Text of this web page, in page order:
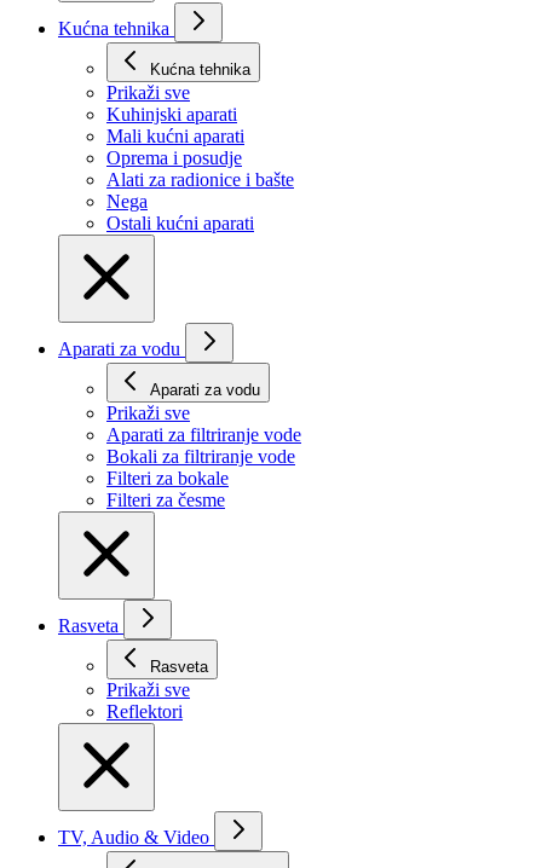
Kućna tehnika
Kućna tehnika
Prikaži svе
Kuhinjski aparati
Mali kućni aparati
Oprema i posudje
Alati za radionice i bašte
Nega
Ostali kućni aparati
Aparati za vodu
Aparati za vodu
Prikaži svе
Aparati za filtriranje vode
Bokali za filtriranje vode
Filteri za bokale
Filteri za česme
Rasveta
Rasveta
Prikaži svе
Reflektori
TV, Audio & Video